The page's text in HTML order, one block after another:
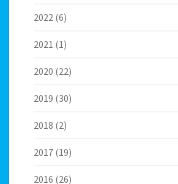
2022 (6)
2021 (1)
2020 (22)
2019 (30)
2018 (2)
2017 (19)
2016 (26)